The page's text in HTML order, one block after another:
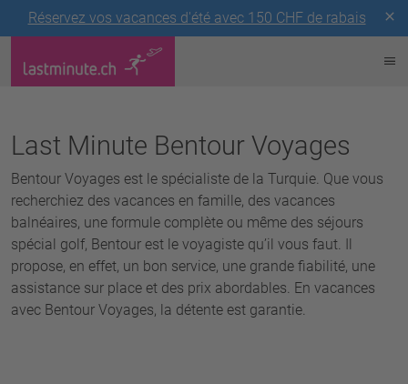
Réservez vos vacances d'été avec 150 CHF de rabais
Last Minute Bentour Voyages
Bentour Voyages est le spécialiste de la Turquie. Que vous
recherchiez des vacances en famille, des vacances
balnéaires, une formule complète ou même des séjours
spécial golf, Bentour est le voyagiste qu’il vous faut. Il
propose, en effet, un bon service, une grande fiabilité, une
assistance sur place et des prix abordables. En vacances
avec Bentour Voyages, la détente est garantie.